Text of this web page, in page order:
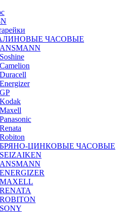
ЧАСОВЫЕ
ANSMANN
Soshine
Camelion
Duracell
Energizer
GP
Kodak
Maxell
Panasonic
Renata
Robiton
ЦИНКОВЫЕ ЧАСОВЫЕ
SEIZAIKEN
ANSMANN
ENERGIZER
MAXELL
RENATA
ROBITON
SONY